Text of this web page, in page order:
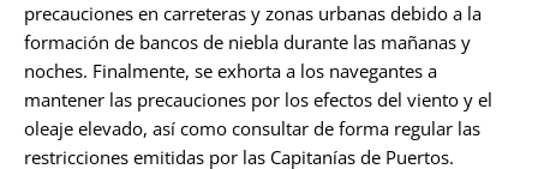
precauciones en carreteras y zonas urbanas debido a la
formación de bancos de niebla durante las mañanas y
noches. Finalmente, se exhorta a los navegantes a
mantener las precauciones por los efectos del viento y el
oleaje elevado, así como consultar de forma regular las
restricciones emitidas por las Capitanías de Puertos.